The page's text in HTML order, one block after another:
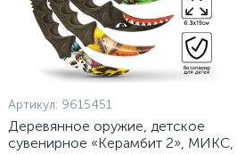
Артикул: 9615451
Деревянное оружие, детское
сувенирное «Керамбит 2», МИКС,